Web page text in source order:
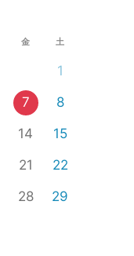
金 土
1
7
8
14
15
21
22
28
29